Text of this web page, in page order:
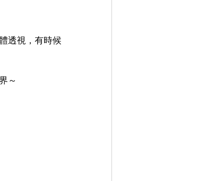
透視，有時候
～